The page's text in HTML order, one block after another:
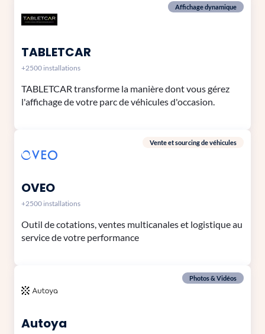
Affichage dynamique
TABLETCAR
+2500 installations
TABLETCAR transforme la manière dont vous gérez
l'affichage de votre parc de véhicules d'occasion.
Vente et sourcing de véhicules
OVEO
+2500 installations
Outil de cotations, ventes multicanales et logistique au
service de votre performance
Photos & Vidéos
Autoya